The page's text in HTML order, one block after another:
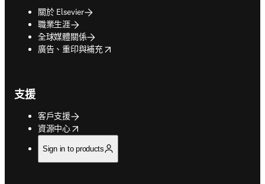
關於 Elsevier
職業生涯
全球媒體關係
廣告、重印與補充
opens in new tab/window
支援
客戶支援
資源中心
opens in new tab/window
Sign in to products